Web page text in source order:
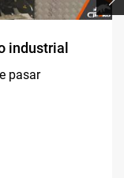
industrial
pasar